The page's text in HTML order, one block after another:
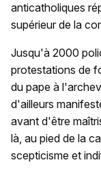
anticatholiques
supérieur de la
Jusqu'à 2000
protestations de
du pape à
d'ailleurs
avant d'être
là, au pied de la
scepticisme et